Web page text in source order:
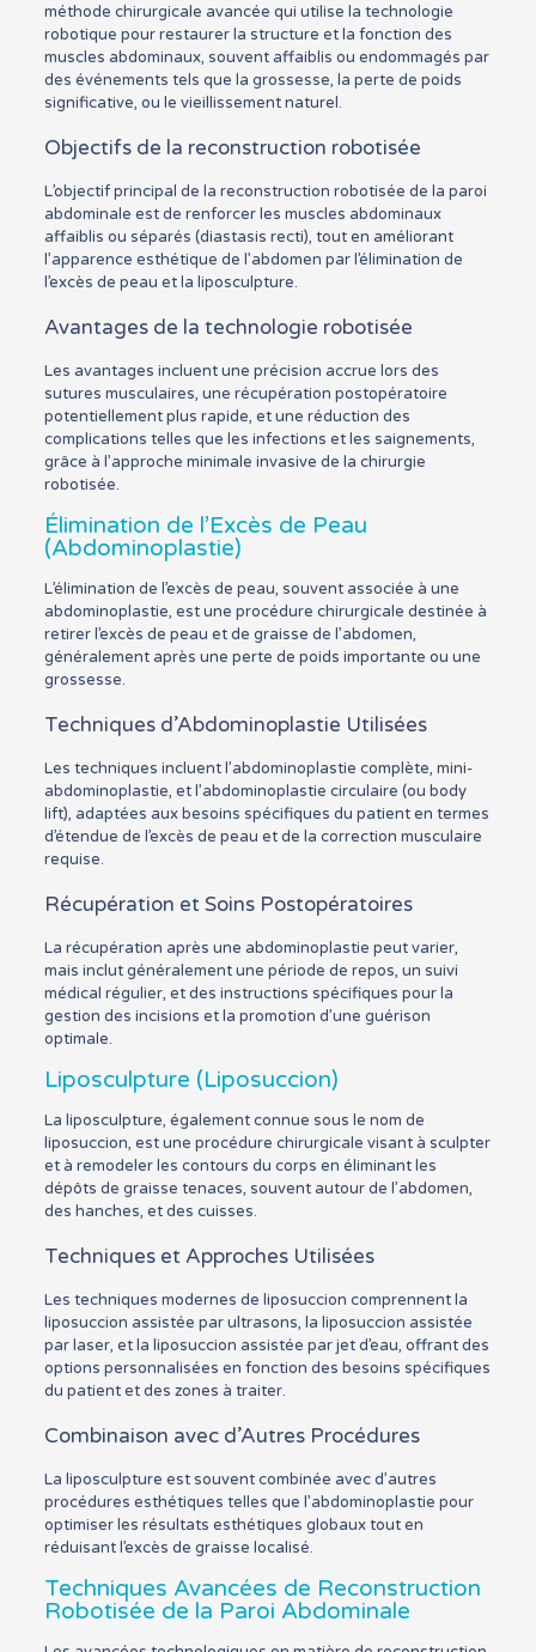
méthode chirurgicale avancée qui utilise la technologie
robotique pour restaurer la structure et la fonction des
muscles abdominaux, souvent affaiblis ou endommagés par
des événements tels que la grossesse, la perte de poids
significative, ou le vieillissement naturel.
Objectifs de la reconstruction robotisée
L’objectif principal de la reconstruction robotisée de la paroi
abdominale est de renforcer les muscles abdominaux
affaiblis ou séparés (diastasis recti), tout en améliorant
l’apparence esthétique de l’abdomen par l’élimination de
l’excès de peau et la liposculpture.
Avantages de la technologie robotisée
Les avantages incluent une précision accrue lors des
sutures musculaires, une récupération postopératoire
potentiellement plus rapide, et une réduction des
complications telles que les infections et les saignements,
grâce à l’approche minimale invasive de la chirurgie
robotisée.
Élimination de l’Excès de Peau
(Abdominoplastie)
L’élimination de l’excès de peau, souvent associée à une
abdominoplastie, est une procédure chirurgicale destinée à
retirer l’excès de peau et de graisse de l’abdomen,
généralement après une perte de poids importante ou une
grossesse.
Techniques d’Abdominoplastie Utilisées
Les techniques incluent l’abdominoplastie complète, mini-
abdominoplastie, et l’abdominoplastie circulaire (ou body
lift), adaptées aux besoins spécifiques du patient en termes
d’étendue de l’excès de peau et de la correction musculaire
requise.
Récupération et Soins Postopératoires
La récupération après une abdominoplastie peut varier,
mais inclut généralement une période de repos, un suivi
médical régulier, et des instructions spécifiques pour la
gestion des incisions et la promotion d’une guérison
optimale.
Liposculpture (Liposuccion)
La liposculpture, également connue sous le nom de
liposuccion, est une procédure chirurgicale visant à sculpter
et à remodeler les contours du corps en éliminant les
dépôts de graisse tenaces, souvent autour de l’abdomen,
des hanches, et des cuisses.
Techniques et Approches Utilisées
Les techniques modernes de liposuccion comprennent la
liposuccion assistée par ultrasons, la liposuccion assistée
par laser, et la liposuccion assistée par jet d’eau, offrant des
options personnalisées en fonction des besoins spécifiques
du patient et des zones à traiter.
Combinaison avec d’Autres Procédures
La liposculpture est souvent combinée avec d’autres
procédures esthétiques telles que l’abdominoplastie pour
optimiser les résultats esthétiques globaux tout en
réduisant l’excès de graisse localisé.
Techniques Avancées de Reconstruction
Robotisée de la Paroi Abdominale